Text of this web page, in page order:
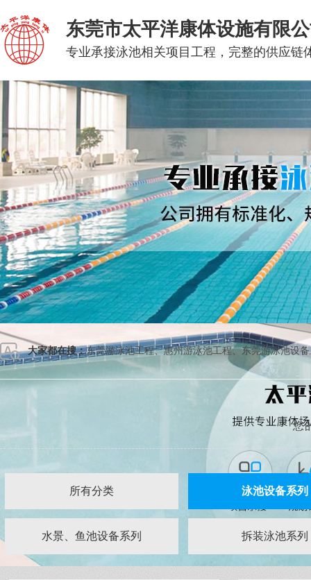
东莞市太平洋康体设施有限
专业承接泳池相关项目工程，完整的供应链
大家都在搜：东莞游泳池工程、惠州游泳池工程、东莞游泳池设备
您
所有分类 泳池设备系列
水景、鱼池设备系列 拆装泳池系列